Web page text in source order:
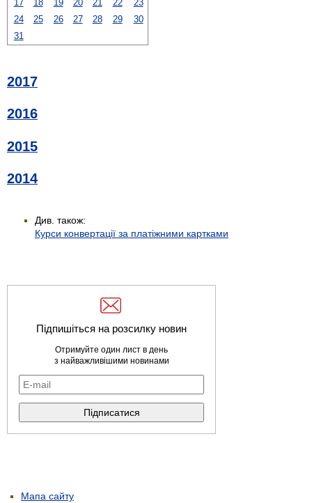
17 18 19 20 21 22
23
24
25 26 27 28 29
30
31
2017
2016
2015
2014
Див. також:
Курси конвертації за платіжними картками
Підпишіться на розсилку новин
Отримуйте один лист в день
з найважливішими новинами
Мапа сайту